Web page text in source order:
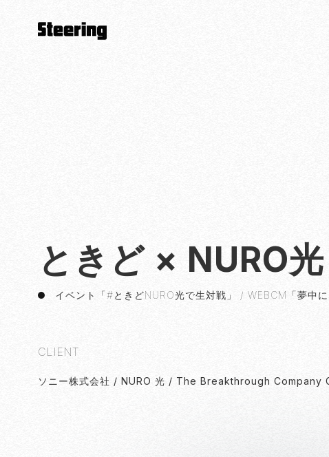
ときど × NURO
イベント「#ときどNURO光で生対戦」 / WEBCM「夢中
CLIENT
ソニー株式会社 / NURO 光 / The Breakthrough Company